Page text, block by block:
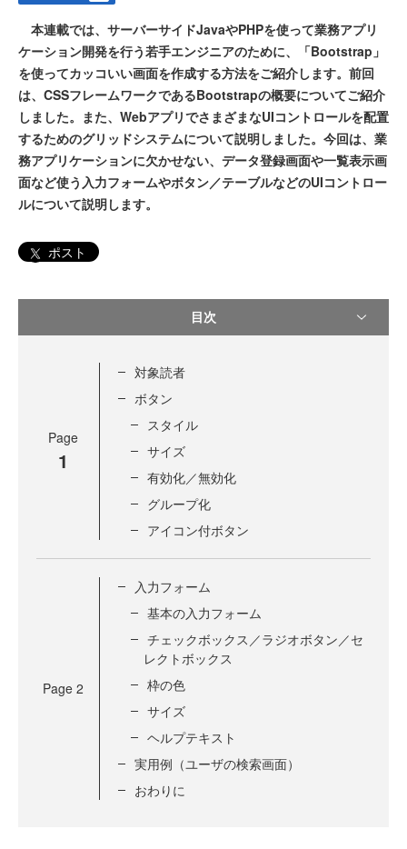
本連載では、サーバーサイドJavaやPHPを使って業務アプリ
ケーション開発を行う若手エンジニアのために、「Bootstrap」
を使ってカッコいい画面を作成する方法をご紹介します。前回
は、CSSフレームワークであるBootstrapの概要についてご紹介
しました。また、WebアプリでさまざまなUIコントロールを配置
するためのグリッドシステムについて説明しました。今回は、業
務アプリケーションに欠かせない、データ登録画面や一覧表示画
面など使う入力フォームやボタン／テーブルなどのUIコントロー
ルについて説明します。
ポスト
目次
Page
1
対象読者
ボタン
スタイル
サイズ
有効化／無効化
グループ化
アイコン付ボタン
Page 2
入力フォーム
基本の入力フォーム
チェックボックス／ラジオボタン／セ
レクトボックス
枠の色
サイズ
ヘルプテキスト
実用例（ユーザの検索画面）
おわりに